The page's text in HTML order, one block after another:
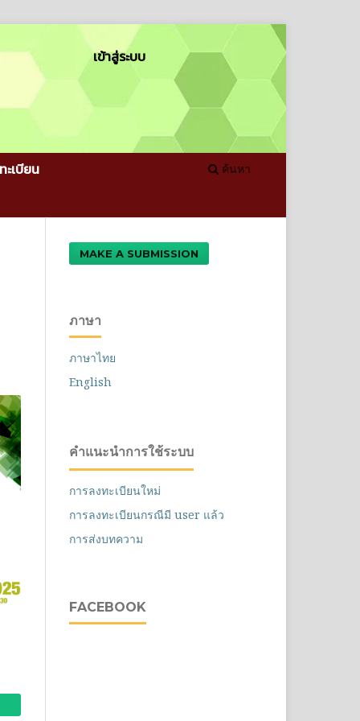
ะเบียน ค้นหา
เข้าสู่ระบบ
MAKE A SUBMISSION
ภาษา
ภาษาไทย
English
คำแนะนำการใช้ระบบ
การลงทะเบียนใหม่
การลงทะเบียนกรณีมี user แล้ว
การส่งบทความ
FACEBOOK